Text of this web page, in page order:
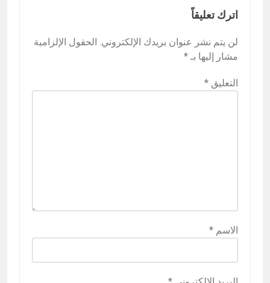
اترك تعليقاً
لن يتم نشر عنوان بريدك الإلكتروني. الحقول الإلزامية
مشار إليها بـ *
التعليق *
الاسم *